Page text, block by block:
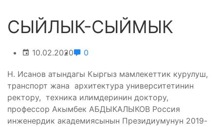
СЫЙЛЫК-СЫЙМЫК
10.02.2020 0
Н. Исанов атындагы Кыргыз мамлекеттик курулуш,
транспорт жана архитектура университетинин
ректору, техника илимдеринин доктору,
профессор Акымбек АБДЫКАЛЫКОВ Россия
инженердик академиясынын Президиумунун 2019-